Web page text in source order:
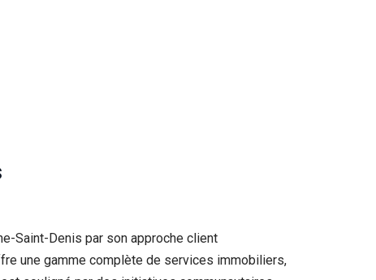
Saint-Denis par son approche client
une gamme complète de services immobiliers,